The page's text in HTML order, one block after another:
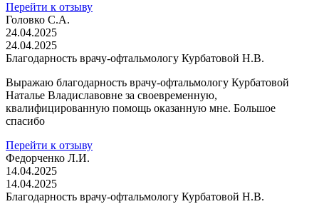
Перейти к отзыву
Головко С.А.
24.04.2025
24.04.2025
Благодарность врачу-офтальмологу Курбатовой Н.В.
Выражаю благодарность врачу-офтальмологу Курбатовой
Наталье Владиславовне за своевременную,
квалифицированную помощь оказанную мне. Большое
спасибо
Перейти к отзыву
Федорченко Л.И.
14.04.2025
14.04.2025
Благодарность врачу-офтальмологу Курбатовой Н.В.